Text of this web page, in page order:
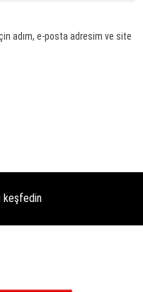
adım, e-posta adresim ve site
keşfedin